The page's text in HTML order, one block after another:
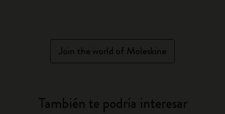
Join the world of Moleskine
También te podría interesar